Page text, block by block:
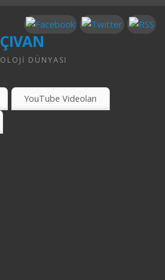
DÜNYASI
YouTube Videoları